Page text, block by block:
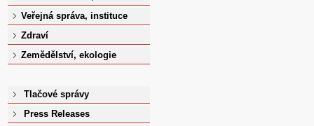
Veřejná správa, instituce
Zdraví
Zemědělství, ekologie
Tlačové správy
Press Releases